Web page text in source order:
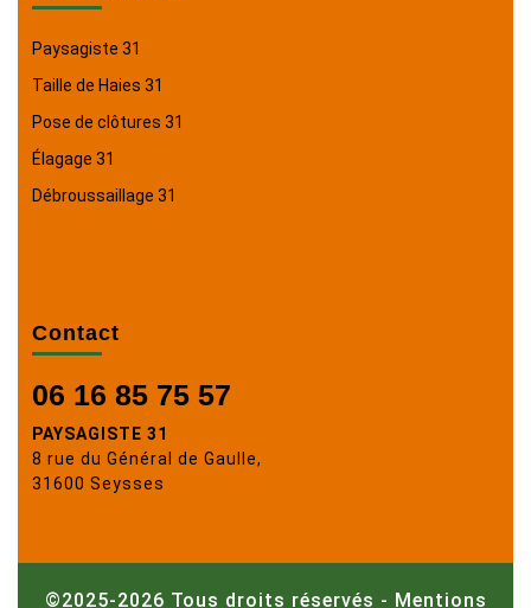
Paysagiste 31
Taille de Haies 31
Pose de clôtures 31
Élagage 31
Débroussaillage 31
Contact
06 16 85 75 57
PAYSAGISTE 31
8 rue du Général de Gaulle,
31600 Seysses
©2025-2026 Tous droits réservés - Mentions